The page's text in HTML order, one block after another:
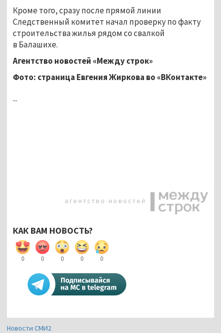
Кроме того, сразу после прямой линии
Следственный комитет начал проверку по факту
строительства жилья рядом со свалкой
в Балашихе.
Агентство новостей «Между строк»
Фото: страница Евгения Жиркова во «ВКонтакте»
...
КАК ВАМ НОВОСТЬ?
0 0 0 0 0
Новости СМИ2